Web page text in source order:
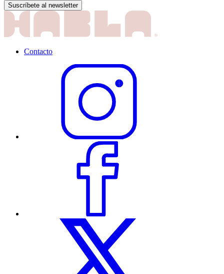
Contacto